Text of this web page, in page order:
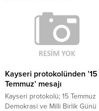
düzenleme sayfasında “Özet”
bölümünden eklenebilir. Özet
eklenmişse başlık altında kalın
olarak bu şekilde gösterilir,
eklenmemişse bu alan boş kalır.
Kayseri protokolünden ’15
Temmuz’ mesajı
Kayseri protokolü; 15 Temmuz
Demokrasi ve Milli Birlik Günü